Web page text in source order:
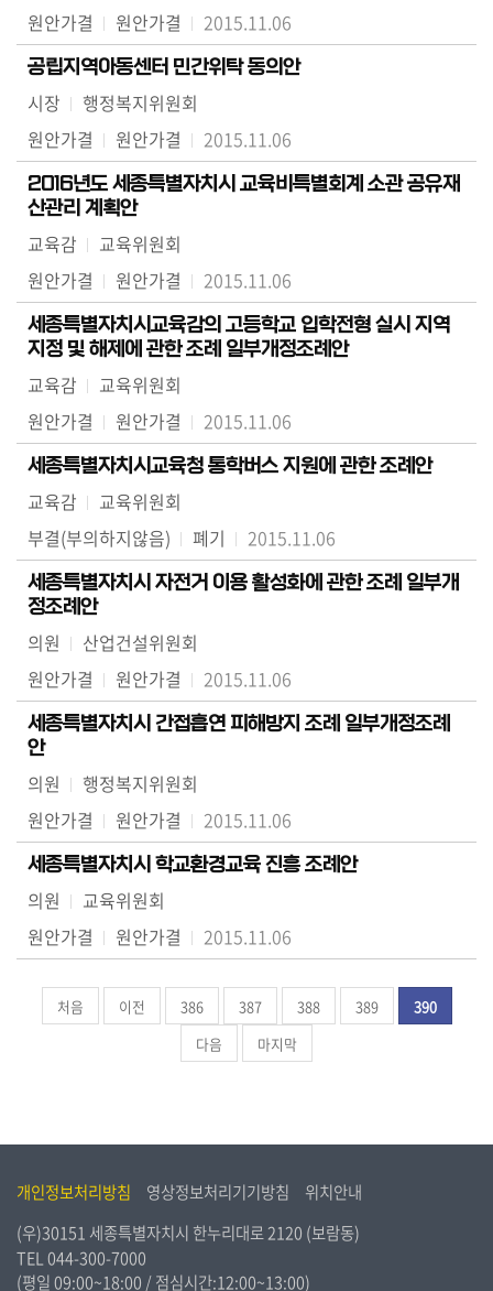
원안가결
원안가결 2015.11.06
공립지역아동센터 민간위탁 동의안
시장
행정복지위원회
원안가결
원안가결 2015.11.06
2016년도 세종특별자치시 교육비특별회계 소관 공유재
산관리 계획안
교육감
교육위원회
원안가결
원안가결 2015.11.06
세종특별자치시교육감의 고등학교 입학전형 실시 지역
지정 및 해제에 관한 조례 일부개정조례안
교육감
교육위원회
원안가결
원안가결 2015.11.06
세종특별자치시교육청 통학버스 지원에 관한 조례안
교육감
교육위원회
부결(부의하지않음)
폐기 2015.11.06
세종특별자치시 자전거 이용 활성화에 관한 조례 일부개
정조례안
의원
산업건설위원회
원안가결
원안가결 2015.11.06
세종특별자치시 간접흡연 피해방지 조례 일부개정조례
안
의원
행정복지위원회
원안가결
원안가결 2015.11.06
세종특별자치시 학교환경교육 진흥 조례안
의원
교육위원회
원안가결
원안가결 2015.11.06
처음 이전 386 387 388 389
390
다음
마지막
개인정보처리방침 영상정보처리기기방침
위치안내
(우)30151 세종특별자치시 한누리대로 2120 (보람동)
TEL044-300-7000
(평일 09:00~18:00 / 점심시간:12:00~13:00)